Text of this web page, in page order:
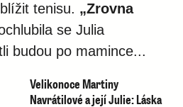
tenisu. „Zrovna
se Julia
budou po mamince...
Velikonoce Martiny
Navrátilové a její Julie: Láska